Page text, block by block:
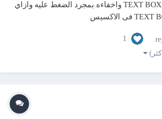
كيفية كتابة نص توضيحي داخل TEXT BOX واخفاءه بمجرد الضغط عليه وازاي
اقدر اغير لون الكتابة داخل TEXT BOX فى الاكسيس
1